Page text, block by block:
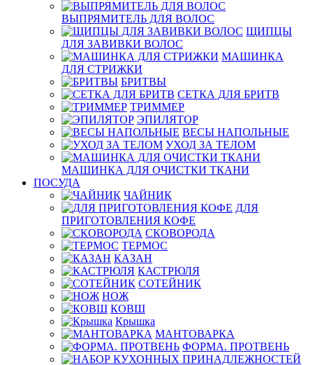
ВЫПРЯМИТЕЛЬ ДЛЯ ВОЛОС
ЩИПЦЫ
ДЛЯ ЗАВИВКИ ВОЛОС
МАШИНКА
ДЛЯ СТРИЖКИ
БРИТВЫ
СЕТКА ДЛЯ БРИТВ
ТРИММЕР
ЭПИЛЯТОР
ВЕСЫ НАПОЛЬНЫЕ
УХОД ЗА ТЕЛОМ
МАШИНКА ДЛЯ ОЧИСТКИ ТКАНИ
ПОСУДА
ЧАЙНИК
ДЛЯ
ПРИГОТОВЛЕНИЯ КОФЕ
СКОВОРОДА
ТЕРМОС
КАЗАН
КАСТРЮЛЯ
СОТЕЙНИК
НОЖ
КОВШ
Крышка
МАНТОВАРКА
ФОРМА. ПРОТВЕНЬ